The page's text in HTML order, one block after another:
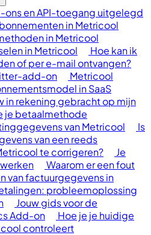
ons en API-toegang uitgelegd
in Metricool
in Metricool
in Metricool
Hoe kan ik
of per e-mail ontvangen?
add-on
Metricool
in SaaS
in rekening gebracht op mijn
je betaalmethode
van Metricool
Is
van een reeds
te corrigeren?
Je
Waarom er een fout
van factuurgegevens in
probleemoplossing
Jouw gids voor de
Add-on
Hoe je je huidige
controleert